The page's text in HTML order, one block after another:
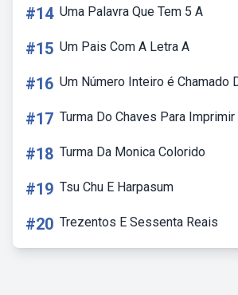
#14 Uma Palavra Que Tem 5 A
#15 Um Pais Com A Letra A
#16 Um Número Inteiro é Chamado
#17 Turma Do Chaves Para Imprimir
#18 Turma Da Monica Colorido
#19 Tsu Chu E Harpasum
#20 Trezentos E Sessenta Reais